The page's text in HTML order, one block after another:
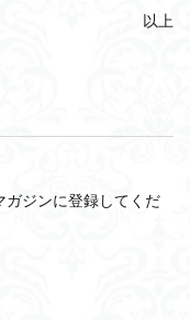
以上
ガジンに登録してくだ